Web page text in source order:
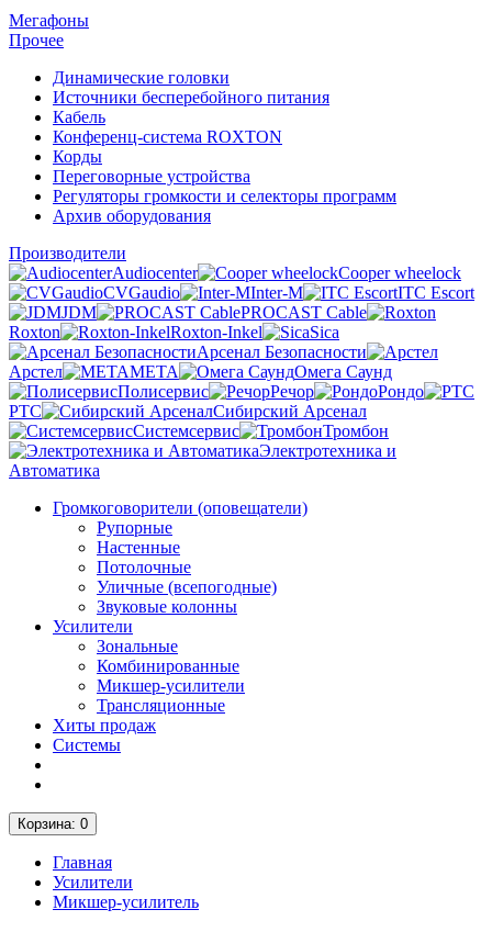
Мегафоны
Прочее
Динамические головки
Источники бесперебойного питания
Кабель
Конференц-система ROXTON
Корды
Переговорные устройства
Регуляторы громкости и селекторы программ
Архив оборудования
Производители
Audiocenter
Cooper wheelock
CVGaudio
Inter-M
ITC Escort
JDM
PROCAST Cable
Roxton
Roxton-Inkel
Sica
Арсенал Безопасности
Арстел
МЕТА
Омега Саунд
Полисервис
Речор
Рондо
РТС
Сибирский Арсенал
Системсервис
Тромбон
Электротехника и
Автоматика
Громкоговорители (оповещатели)
Рупорные
Настенные
Потолочные
Уличные (всепогодные)
Звуковые колонны
Усилители
Зональные
Комбинированные
Микшер-усилители
Трансляционные
Хиты продаж
Системы
Корзина: 0
Главная
Усилители
Микшер-усилитель